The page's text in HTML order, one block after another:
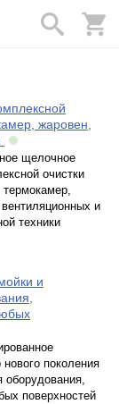
жаровен,
щелочное
очистки
термокамер,
и
техники
и
поколения
оборудования,
поверхностей